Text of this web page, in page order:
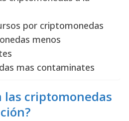
por criptomonedas
menos
mas contaminates
las criptomonedas